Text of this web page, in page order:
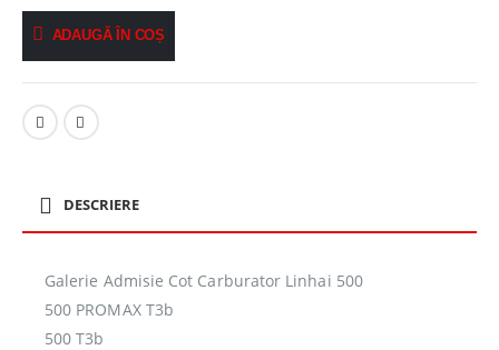
ADAUGĂ ÎN COȘ
DESCRIERE
Galerie Admisie Cot Carburator Linhai 500
500 PROMAX T3b
500 T3b